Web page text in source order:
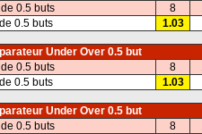
0.5 buts
8
0.5 buts
1.03
Under Over 0.5 but
0.5 buts
8
0.5 buts
1.03
Under Over 0.5 but
0.5 buts
8